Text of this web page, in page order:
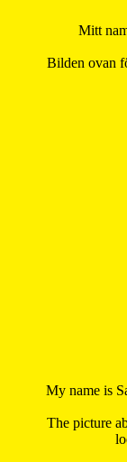
Mitt
Bilden ovan
My name is
The picture